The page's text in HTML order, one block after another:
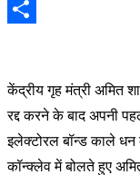
Email
केंद्रीय गृह मंत्री अमित
रद्द करने के बाद अपनी
इलेक्टोरल बॉन्ड काले
कॉन्क्लेव में बोलते हुए